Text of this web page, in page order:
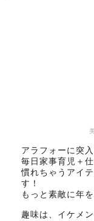
アラフォーに突
毎日家事育児＋
慣れちゃうアイ
す！
もっと素敵に年
趣味は、イケメ